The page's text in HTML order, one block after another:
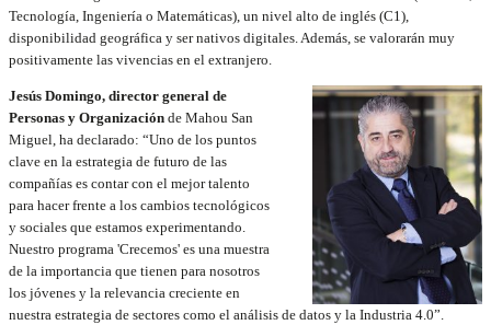
Tecnología, Ingeniería o Matemáticas), un nivel alto de inglés (C1),
disponibilidad geográfica y ser nativos digitales. Además, se valorarán muy
positivamente las vivencias en el extranjero.
Jesús Domingo, director general de
Personas y Organización de Mahou San
Miguel, ha declarado: “Uno de los puntos
clave en la estrategia de futuro de las
compañías es contar con el mejor talento
para hacer frente a los cambios tecnológicos
y sociales que estamos experimentando.
Nuestro programa 'Crecemos' es una muestra
de la importancia que tienen para nosotros
los jóvenes y la relevancia creciente en
nuestra estrategia de sectores como el análisis de datos y la Industria 4.0”.